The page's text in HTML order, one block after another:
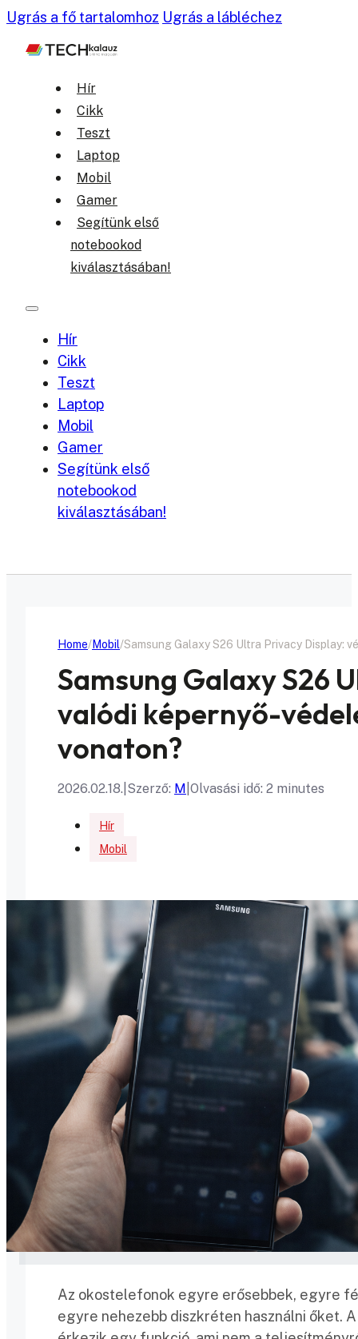
Ugrás a fő tartalomhoz Ugrás a lábléchez
Hír
Cikk
Teszt
Laptop
Mobil
Gamer
Segítünk első
notebookod
kiválasztásában!
Hír
Cikk
Teszt
Laptop
Mobil
Gamer
Segítünk első
notebookod
kiválasztásában!
Home Mobil Samsung Galaxy S26 Ultra Privacy Display:
Samsung Galaxy S26
valódi képernyő-
vonaton?
2026.02.18. Szerző: M Olvasási idő: 2 minutes
Hír
Mobil
Az okostelefonok egyre erősebbek, egyre
egyre nehezebb diszkréten használni őket.